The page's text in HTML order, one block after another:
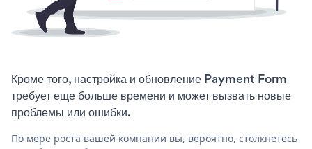
Кроме того, настройка и обновление Payment Form
требует еще больше времени и может вызвать новые
проблемы или ошибки.
По мере роста вашей компании вы, вероятно, столкнетесь